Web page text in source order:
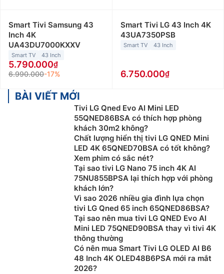
Smart Tivi Samsung 43
Inch 4K
UA43DU7000KXXV
Smart TV 43 Inch
5.790.000
6.990.000-17%
Smart Tivi LG 43 Inch 4K
43UA7350PSB
Smart TV 43 Inch
6.750.000
BÀI VIẾT MỚI
Tivi LG Qned Evo AI Mini LED
55QNED86BSA có thích hợp phòng
khách 30m2 không?
Chất lượng hiển thị tivi LG QNED Mini
LED 4K 65QNED70BSA có tốt không?
Xem phim có sắc nét?
Tại sao tivi LG Nano 75 inch 4K AI
75NU855BPSA lại thích hợp với phòng
khách lớn?
Vì sao 2026 nhiều gia đình lựa chọn
tivi LG Qned 65 inch 65QNED86BSA?
Tại sao nên mua tivi LG QNED Evo AI
Mini LED 75QNED90BSA thay vì tivi 4K
thông thường
Có nên mua Smart Tivi LG OLED AI B6
48 Inch 4K OLED48B6PSA mới ra mắt
2026?